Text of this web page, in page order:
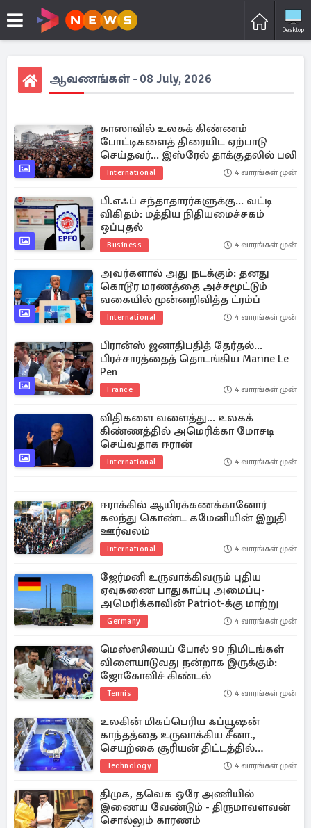
Desktop
ஆவணங்கள் - 08 July, 2026
காஸாவில் உலகக் கிண்ணம்
போட்டிகளைத் திரையிட ஏற்பாடு
செய்தவர்... இஸ்ரேல் தாக்குதலில் பலி
International 4 வாரங்கள் முன்
பி.எஃப் சந்தாதாரர்களுக்கு... வட்டி
விகிதம்: மத்திய நிதியமைச்சகம்
ஒப்புதல்
Business 4 வாரங்கள் முன்
அவர்களால் அது நடக்கும்: தனது
கொடூர மரணத்தை அச்சமூட்டும்
வகையில் முன்னறிவித்த ட்ரம்ப்
International 4 வாரங்கள் முன்
பிரான்ஸ் ஜனாதிபதித் தேர்தல்...
பிரச்சாரத்தைத் தொடங்கிய Marine Le
Pen
France 4 வாரங்கள் முன்
விதிகளை வளைத்து... உலகக்
கிண்ணத்தில் அமெரிக்கா மோசடி
செய்வதாக ஈரான்
International 4 வாரங்கள் முன்
ஈராக்கில் ஆயிரக்கணக்கானோர்
கலந்து கொண்ட கமேனியின் இறுதி
ஊர்வலம்
International 4 வாரங்கள் முன்
ஜேர்மனி உருவாக்கிவரும் புதிய
ஏவுகணை பாதுகாப்பு அமைப்பு-
அமெரிக்காவின் Patriot-க்கு மாற்று
Germany 4 வாரங்கள் முன்
மெஸ்ஸியைப் போல் 90 நிமிடங்கள்
விளையாடுவது நன்றாக இருக்கும்:
ஜோகோவிச் கிண்டல்
Tennis 4 வாரங்கள் முன்
உலகின் மிகப்பெரிய ஃப்யூஷன்
காந்தத்தை உருவாக்கிய சீனா.,
செயற்கை சூரியன் திட்டத்தில்
முன்னேற்றம்
Technology 4 வாரங்கள் முன்
திமுக, தவெக ஒரே அணியில்
இணைய வேண்டும் - திருமாவளவன்
சொல்லும் காரணம்